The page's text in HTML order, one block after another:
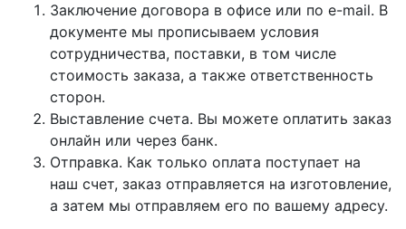
Заключение договора в офисе или по e-mail. В
документе мы прописываем условия
сотрудничества, поставки, в том числе
стоимость заказа, а также ответственность
сторон.
Выставление счета. Вы можете оплатить заказ
онлайн или через банк.
Отправка. Как только оплата поступает на
наш счет, заказ отправляется на изготовление,
а затем мы отправляем его по вашему адресу.